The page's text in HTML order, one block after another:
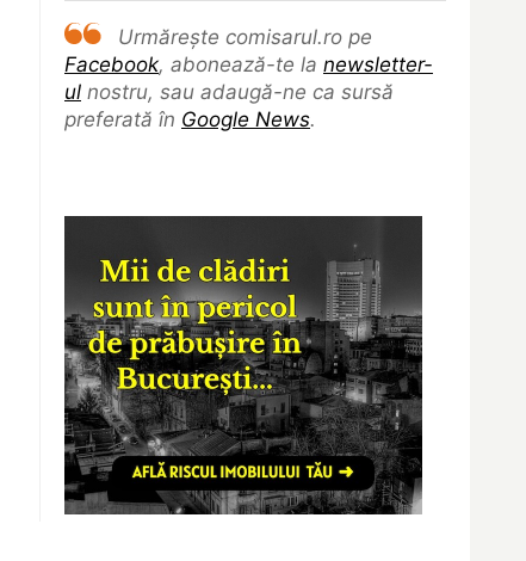
Urmărește comisarul.ro pe
Facebook, abonează-te la newsletter-
ul nostru, sau adaugă-ne ca sursă
preferată în Google News.